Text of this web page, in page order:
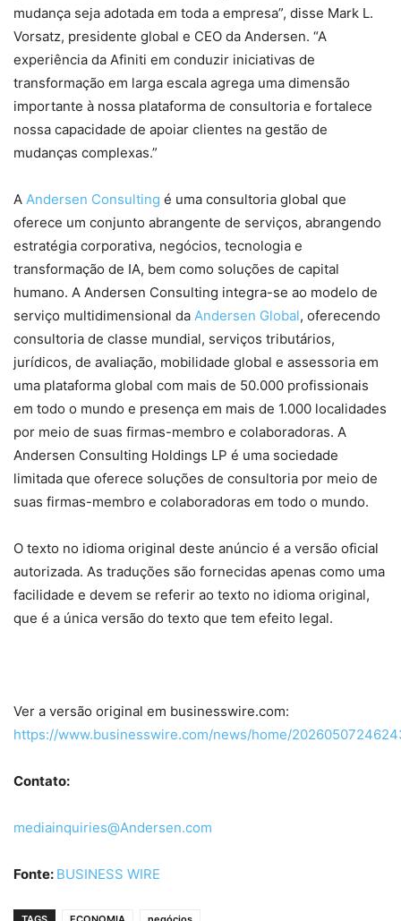
mudança seja adotada em toda a empresa”, disse Mark L.
Vorsatz, presidente global e CEO da Andersen. “A
experiência da Afiniti em conduzir iniciativas de
transformação em larga escala agrega uma dimensão
importante à nossa plataforma de consultoria e fortalece
nossa capacidade de apoiar clientes na gestão de
mudanças complexas.”
A Andersen Consulting é uma consultoria global que
oferece um conjunto abrangente de serviços, abrangendo
estratégia corporativa, negócios, tecnologia e
transformação de IA, bem como soluções de capital
humano. A Andersen Consulting integra-se ao modelo de
serviço multidimensional da Andersen Global, oferecendo
consultoria de classe mundial, serviços tributários,
jurídicos, de avaliação, mobilidade global e assessoria em
uma plataforma global com mais de 50.000 profissionais
em todo o mundo e presença em mais de 1.000 localidades
por meio de suas firmas-membro e colaboradoras. A
Andersen Consulting Holdings LP é uma sociedade
limitada que oferece soluções de consultoria por meio de
suas firmas-membro e colaboradoras em todo o mundo.
O texto no idioma original deste anúncio é a versão oficial
autorizada. As traduções são fornecidas apenas como uma
facilidade e devem se referir ao texto no idioma original,
que é a única versão do texto que tem efeito legal.
Ver a versão original em businesswire.com:
https://www.businesswire.com/news/home/
Contato:
mediainquiries@Andersen.com
Fonte: BUSINESS WIRE